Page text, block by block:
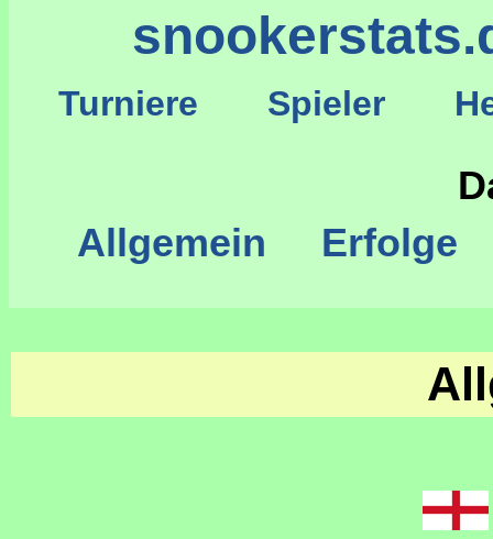
Turniere Spieler
Allgemein Erfolge